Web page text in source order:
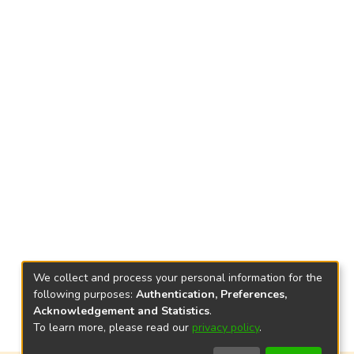
We collect and process your personal information for the
following purposes: Authentication, Preferences,
Acknowledgement and Statistics.
To learn more, please read our privacy policy.